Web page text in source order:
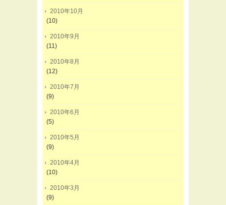
2010年10月
(10)
2010年9月
(11)
2010年8月
(12)
2010年7月
(9)
2010年6月
(5)
2010年5月
(9)
2010年4月
(10)
2010年3月
(9)